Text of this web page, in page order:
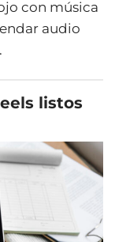
con música
audio
listos